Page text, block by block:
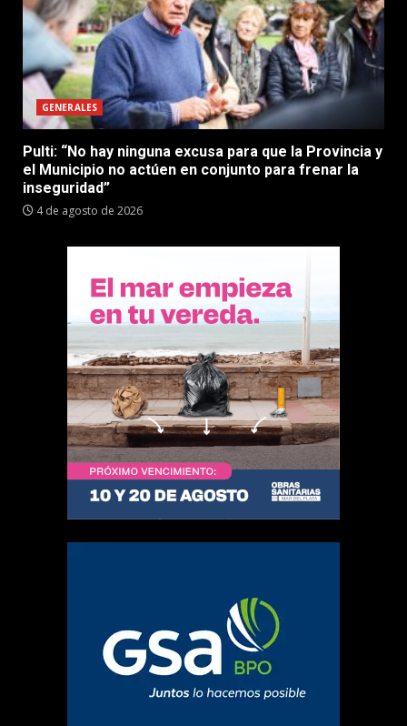
GENERALES
Pulti: “No hay ninguna excusa para que la Provincia y
el Municipio no actúen en conjunto para frenar la
inseguridad”
4 de agosto de 2026